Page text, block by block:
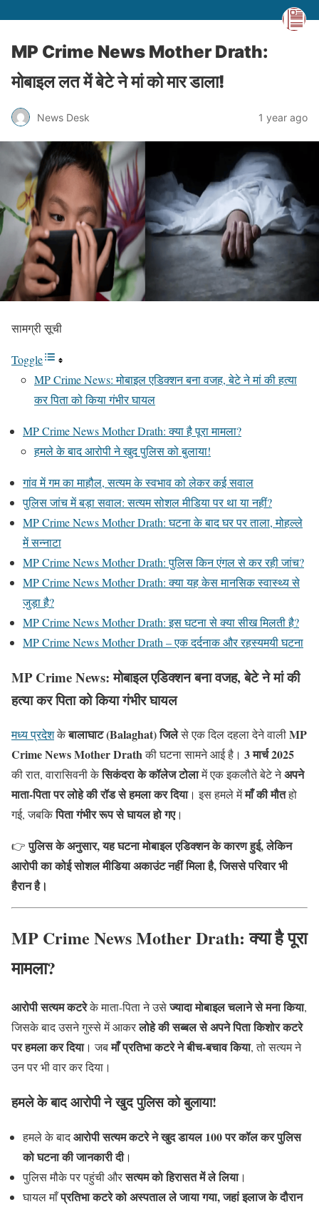
MP Crime News Mother Drath:
मोबाइल लत में बेटे ने मां को मार डाला!
News Desk 1 year ago
सामग्री सूची
Toggle
MP Crime News: मोबाइल एडिक्शन बना वजह, बेटे ने मां की हत्या
कर पिता को किया गंभीर घायल
MP Crime News Mother Drath: क्या है पूरा मामला?
हमले के बाद आरोपी ने खुद पुलिस को बुलाया!
गांव में गम का माहौल, सत्यम के स्वभाव को लेकर कई सवाल
पुलिस जांच में बड़ा सवाल: सत्यम सोशल मीडिया पर था या नहीं?
MP Crime News Mother Drath: घटना के बाद घर पर ताला, मोहल्ले
में सन्नाटा
MP Crime News Mother Drath: पुलिस किन एंगल से कर रही जांच?
MP Crime News Mother Drath: क्या यह केस मानसिक स्वास्थ्य से
जुड़ा है?
MP Crime News Mother Drath: इस घटना से क्या सीख मिलती है?
MP Crime News Mother Drath – एक दर्दनाक और रहस्यमयी घटना
MP Crime News: मोबाइल एडिक्शन बना वजह, बेटे ने मां की
हत्या कर पिता को किया गंभीर घायल
मध्य प्रदेशकेबालाघाट (Balaghat) जिलेसे एक दिल दहला देने वालीMP
Crime News Mother Drathकी घटना सामने आई है। 3 मार्च 2025
की रात, वारासिवनी केसिकंदरा के कॉलेज टोलामें एक इकलौते बेटे नेअपने
माता-पिता पर लोहे की रॉड से हमला कर दिया। इस हमले मेंमाँ की मौतहो
गई, जबकिपिता गंभीर रूप से घायल हो गए।
👉पुलिस के अनुसार, यह घटना मोबाइल एडिक्शन के कारण हुई, लेकिन
आरोपी का कोई सोशल मीडिया अकाउंट नहीं मिला है, जिससे परिवार भी
हैरान है।
MP Crime News Mother Drath: क्या है पूरा
मामला?
आरोपी सत्यम कटरेके माता-पिता ने उसेज्यादा मोबाइल चलाने से मना किया,
जिसके बाद उसने गुस्से में आकरलोहे की सब्बल से अपने पिता किशोर कटरे
पर हमला कर दिया। जबमाँ प्रतिभा कटरे ने बीच-बचाव किया, तो सत्यम ने
उन पर भी वार कर दिया।
हमले के बाद आरोपी ने खुद पुलिस को बुलाया!
हमले के बादआरोपी सत्यम कटरे ने खुद डायल 100 पर कॉल कर पुलिस
को घटना की जानकारी दी।
पुलिस मौके पर पहुंची औरसत्यम को हिरासत में ले लिया।
घायल माँप्रतिभा कटरे को अस्पताल ले जाया गया, जहां इलाज के दौरान